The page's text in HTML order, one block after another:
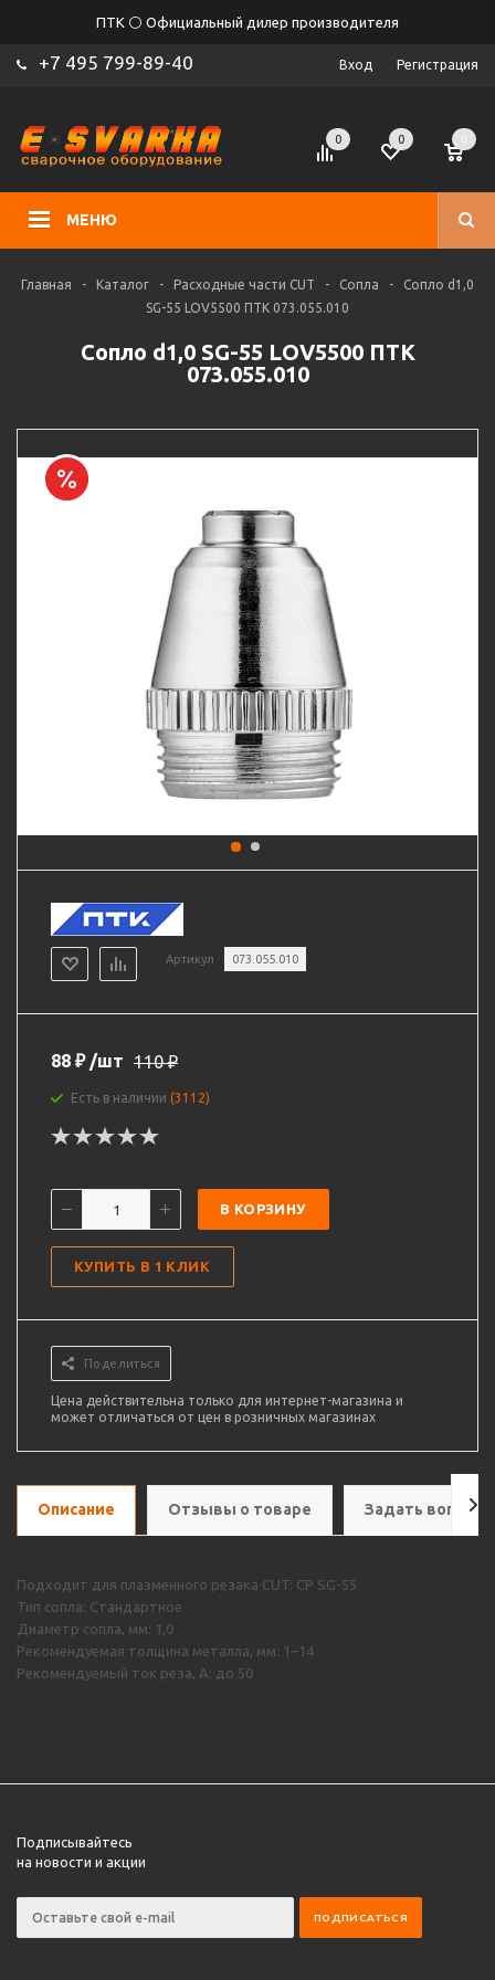
ПТК ⚪ Официальный дилер производителя
+7 495 799-89-40 Вход Регистрация
МЕНЮ
0 0
Главная - Каталог - Расходные части CUT - Сопла -
Сопло d1,0
SG-55 LOV5500 ПТК 073.055.010
Сопло d1,0 SG-55 LOV5500 ПТК
073.055.010
Артикул 073.055.010
88 ₽ /шт 110₽
Есть в наличии (3112)
В КОРЗИНУ
КУПИТЬ В 1 КЛИК
Поделиться
Цена действительна только для интернет-магазина и
может отличаться от цен в розничных магазинах
Описание Отзывы о товаре Задать вопрос
Подходит для плазменного резака CUT: CP SG-55
Тип сопла: Стандартное
Диаметр сопла, мм: 1,0
Рекомендуемая толщина металла, мм: 1–14
Рекомендуемый ток реза, А: до 50
Подписывайтесь
на новости и акции